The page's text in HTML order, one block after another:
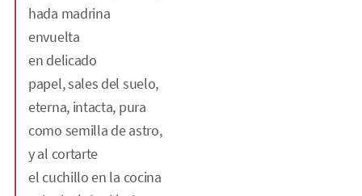
hada madrina
envuelta
en delicado
papel, sales del suelo,
eterna, intacta, pura
como semilla de astro,
y al cortarte
el cuchillo en la cocina